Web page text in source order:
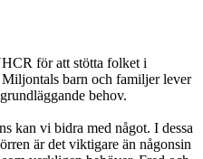
för att stötta folket i
barn och familjer lever
behov.
kan vi bidra med något. I dessa
är det viktigare än någonsin